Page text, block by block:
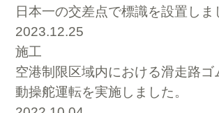
日本一の交差点で標識を設置しま
2023.12.25
施工
空港制限区域内における滑走路ゴ
動操舵運転を実施しました。